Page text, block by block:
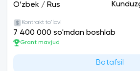
O‘zbek / Rus
Kontrakt to'lovi
7 400 000 so'mdan boshlab
Grant mavjud
Batafsil